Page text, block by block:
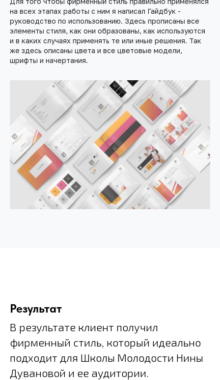
на всех этапах работы с ним я написал Гайдбук -
руководство по использованию. Здесь прописаны все
элементы стиля, как они образованы, как используются
и в каких случаях применять те или иные решения. Так
же здесь описаны цвета и все цветовые модели,
шрифты и начертания.
Результат
В результате клиент получил
фирменный стиль, который идеально
подходит для Школы Молодости Нины
Дувановой и ее аудитории.